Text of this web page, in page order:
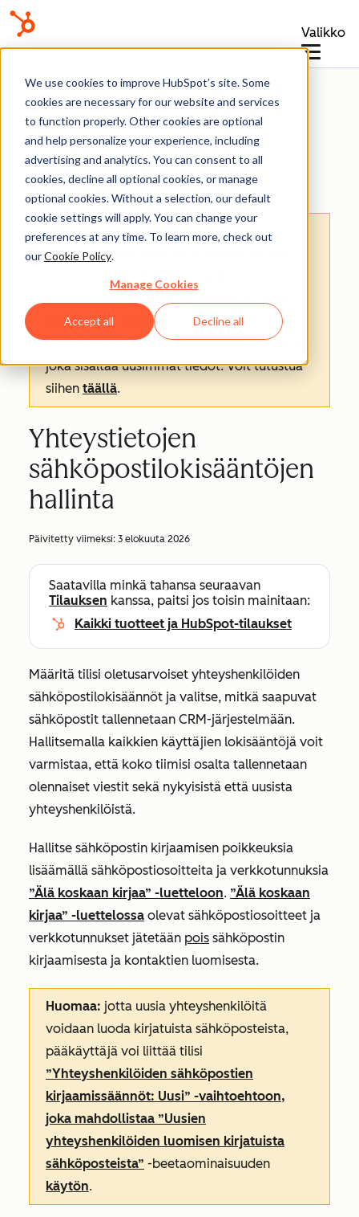
We use cookies to improve HubSpot’s site. Some
cookies are necessary for our website and services
to function properly. Other cookies are optional
and help personalize your experience, including
advertising and analytics. You can consent to all
cookies, decline all optional cookies, or manage
optional cookies. Without a selection, our default
cookie settings will apply. You can change your
preferences at any time. To learn more, check out
ourCookie Policy.
Manage Cookies
Accept all Decline all
Valikko
Tietämyskanta
Yhdistetty sähköposti
Huomaa: Tämän artikkelin käännös on
tarkoitettu vain tiedoksi. Käännös on luotu
ollen tämän artikkelin englanninkielistä
versiota on pidettävä hallitsevana versiona,
joka sisältää uusimmat tiedot. Voit tutustua
siihen täällä.
Yhteystietojen
sähköpostilokisääntöjen
hallinta
Päivitetty viimeksi: 3 elokuuta 2026
Saatavilla minkä tahansa seuraavan
Tilauksen kanssa, paitsi jos toisin mainitaan:
Kaikki tuotteet ja HubSpot-tilaukset
Määritä tilisi oletusarvoiset yhteyshenkilöiden
sähköpostilokisäännöt ja valitse, mitkä saapuvat
sähköpostit tallennetaan CRM-järjestelmään.
Hallitsemalla kaikkien käyttäjien lokisääntöjä voit
varmistaa, että koko tiimisi osalta tallennetaan
olennaiset viestit sekä nykyisistä että uusista
yhteyshenkilöistä.
Hallitse sähköpostin kirjaamisen poikkeuksia
lisäämällä sähköpostiosoitteita ja verkkotunnuksia
”Älä koskaan kirjaa” -luetteloon. ”Älä koskaan
kirjaa” -luettelossa olevat sähköpostiosoitteet ja
verkkotunnukset jätetään pois sähköpostin
kirjaamisesta ja kontaktien luomisesta.
Huomaa: jotta uusia yhteyshenkilöitä
voidaan luoda kirjatuista sähköposteista,
pääkäyttäjä voi liittää tilisi
”Yhteyshenkilöiden sähköpostien
kirjaamissäännöt: Uusi” -vaihtoehtoon,
joka mahdollistaa ”Uusien
yhteyshenkilöiden luomisen kirjatuista
sähköposteista” -beetaominaisuuden
käytön.